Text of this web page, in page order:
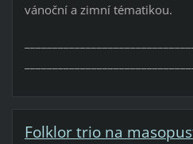
vánoční a zimní tématikou.
Folklor trio na